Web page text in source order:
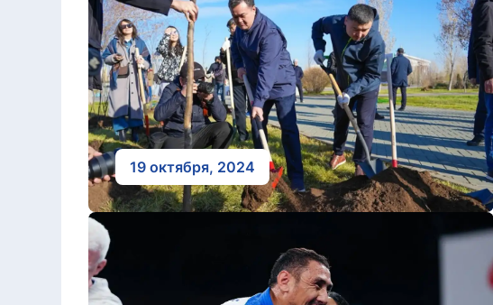
19 октября, 2024